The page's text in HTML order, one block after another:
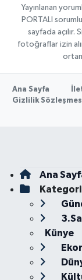
Yayınlanan
PORTALI
sayfada açılır.
fotoğraflar izin
Ana Sayfa
Gizlilik
Ana
Künye